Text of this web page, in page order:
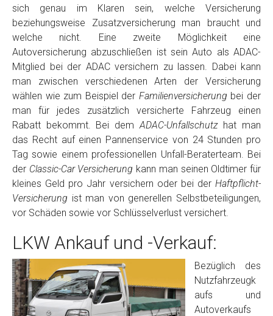
sich genau im Klaren sein, welche Versicherung
beziehungsweise Zusatzversicherung man braucht und
welche nicht. Eine zweite Möglichkeit eine
Autoversicherung abzuschließen ist sein Auto als ADAC-
Mitglied bei der ADAC versichern zu lassen. Dabei kann
man zwischen verschiedenen Arten der Versicherung
wählen wie zum Beispiel der Familienversicherung bei der
man für jedes zusätzlich versicherte Fahrzeug einen
Rabatt bekommt. Bei demADAC-Unfallschutzhat man
das Recht auf einen Pannenservice von 24 Stunden pro
Tag sowie einem professionellen Unfall-Beraterteam. Bei
der Classic-Car Versicherung kann man seinen Oldtimer für
kleines Geld pro Jahr versichern oder bei der Haftpflicht-
Versicherung ist man von generellen Selbstbeteiligungen,
vor Schäden sowie vor Schlüsselverlust versichert.
LKW Ankauf und -Verkauf:
Bezüglich des
Nutzfahrzeugk
aufs und
Autoverkaufs